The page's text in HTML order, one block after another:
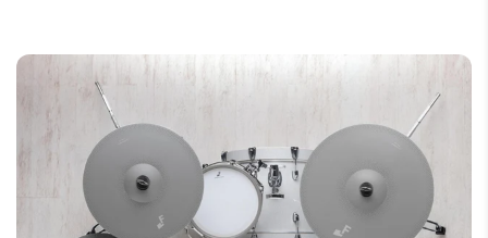
Metronom, Onboard-Aufnahme,
Rhythmusbox
Integriertes USB-Audio-Interface (8
Out/2 In)
MIDI In/Out (USB und Bluetooth)
MIDI Out (5-Pol DIN)
Stereo-Kopfhörerausgang (3,5 mm)
1x Triple Zone Ride Pad 16"
1x Snare-Ständer
3x Lamba-Ständer inkl. aller Halter
* Hi-Hat-Ständer und Bassdrum-Pedal
werden separat verkauft.